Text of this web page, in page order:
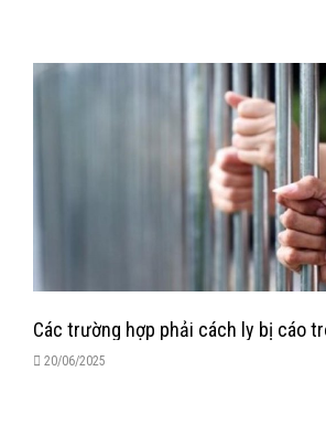
Các trường hợp phải cách ly bị cáo
20/06/2025